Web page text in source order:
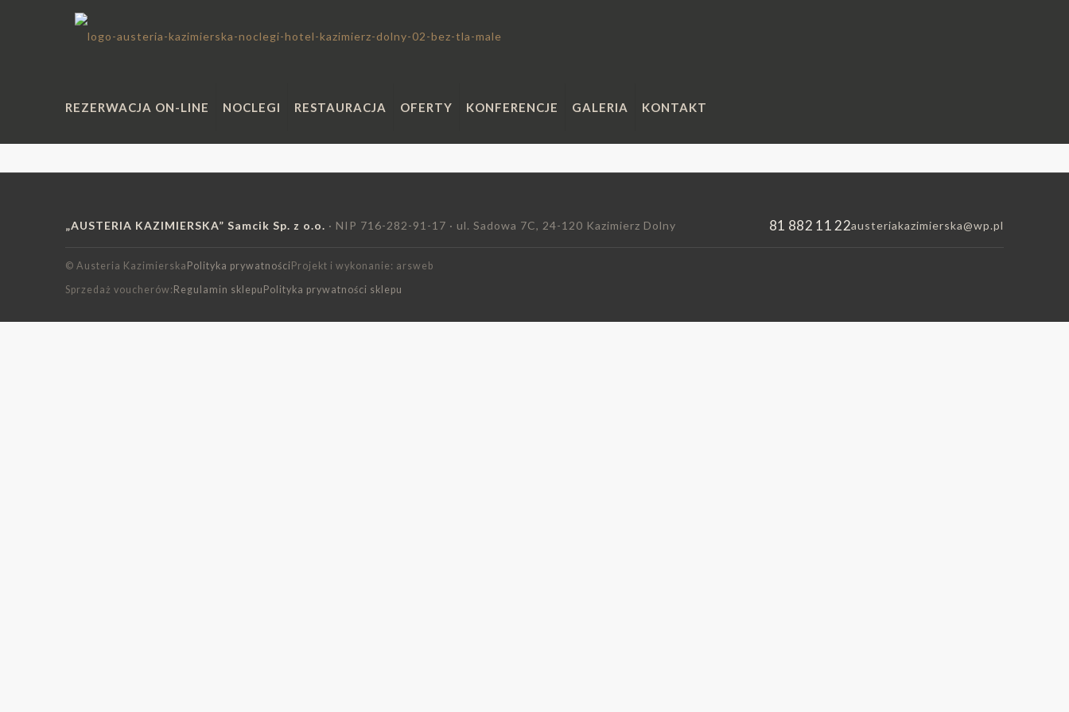
REZERWACJA ON-LINE NOCLEGI RESTAURACJA OFERTY KONFERENCJE GALERIA KONTAKT
„AUSTERIA KAZIMIERSKA” Samcik Sp. z o.o. · NIP 716-282-91-17 · ul. Sadowa 7C, 24-120 Kazimierz Dolny 81 882 11 22austeriakazimierska@wp.pl
© Austeria Kazimierska Polityka prywatności Projekt i wykonanie: arsweb
Sprzedaż voucherów: Regulamin sklepu Polityka prywatności sklepu